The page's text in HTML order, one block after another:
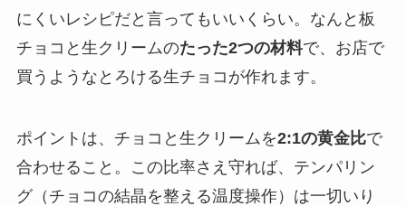
にくいレシピだと言ってもいいくらい。なんと板
チョコと生クリームのたった2つの材料で、お店で
買うようなとろける生チョコが作れます。
ポイントは、チョコと生クリームを2:1の黄金比で
合わせること。この比率さえ守れば、テンパリン
グ（チョコの結晶を整える温度操作）は一切いり